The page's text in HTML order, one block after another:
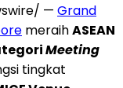
— Grand
meraihASEAN
Meeting
tingkat